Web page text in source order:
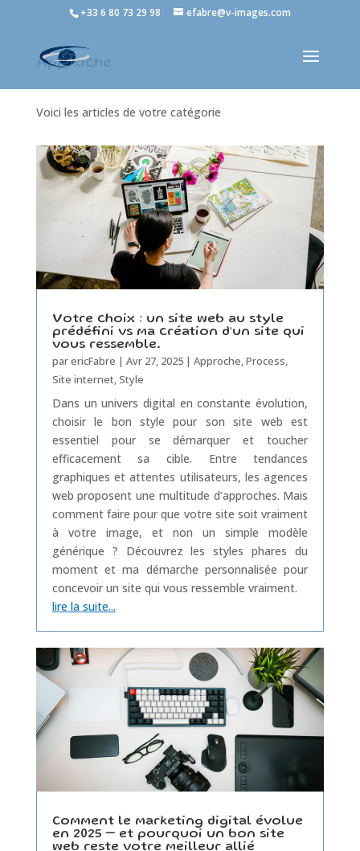
+33 6 80 73 29 98 efabre@v-images.com
Approche
Voici les articles de votre catégorie
Votre choix : un site web au style
prédéfini vs ma création d’un site qui
vous ressemble.
parericFabre | Avr 27, 2025| Approche,Process,
Site internet,Style
Dans un univers digital en constante évolution,
choisir le bon style pour son site web est
essentiel pour se démarquer et toucher
efficacement sa cible. Entre tendances
graphiques et attentes utilisateurs, les agences
web proposent une multitude d’approches. Mais
comment faire pour que votre site soit vraiment
à votre image, et non un simple modèle
générique ? Découvrez les styles phares du
moment et ma démarche personnalisée pour
concevoir un site qui vous ressemble vraiment.
lire la suite...
Comment le marketing digital évolue
en 2025 — et pourquoi un bon site
web reste votre meilleur allié